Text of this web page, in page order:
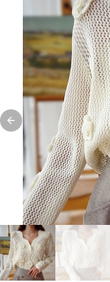
Previous slide